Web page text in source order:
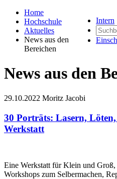
Intern
Home
Hochschule
Aktuelles
News aus den
Bereichen
News aus den
29.10.2022 Moritz Jacobi
30 Porträts: Lasern,
Werkstatt
Eine Werkstatt für Klein und
Workshops zum Selbermachen,